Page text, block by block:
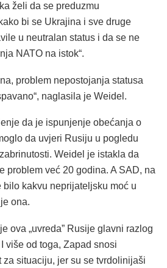
želi da se preduzmu
bi se Ukrajina i sve druge
u neutralan status i da se ne
NATO na istok“.
problem nepostojanja statusa
naglasila je Weidel.
da je ispunjenje obećanja o
da uvjeri Rusiju u pogledu
Weidel je istakla da
problem već 20 godina. A SAD, na
bilo kakvu neprijateljsku moć u
ona.
ova „uvreda” Rusije glavni razlog
više od toga, Zapad snosi
situaciju, jer su se tvrdolinijaši